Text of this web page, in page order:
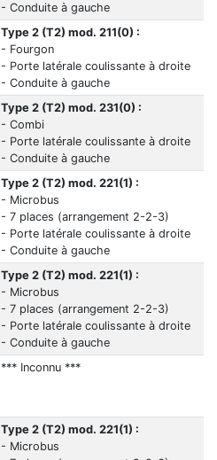
- Conduite à gauche
Type 2 (T2) mod. 211(0) :
- Fourgon
- Porte latérale coulissante à droite
- Conduite à gauche
Type 2 (T2) mod. 231(0) :
- Combi
- Porte latérale coulissante à droite
- Conduite à gauche
Type 2 (T2) mod. 221(1) :
- Microbus
- 7 places (arrangement 2-2-3)
- Porte latérale coulissante à droite
- Conduite à gauche
Type 2 (T2) mod. 221(1) :
- Microbus
- 7 places (arrangement 2-2-3)
- Porte latérale coulissante à droite
- Conduite à gauche
*** Inconnu ***
Type 2 (T2) mod. 221(1) :
- Microbus